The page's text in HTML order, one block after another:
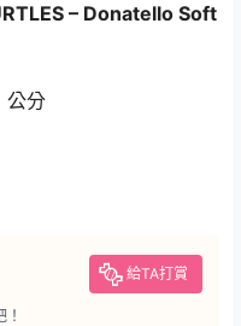
– Donatello Soft
公分
給TA打賞